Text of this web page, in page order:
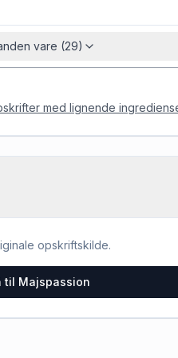
vare (29)
med lignende
opskriftskilde.
til Majspassion